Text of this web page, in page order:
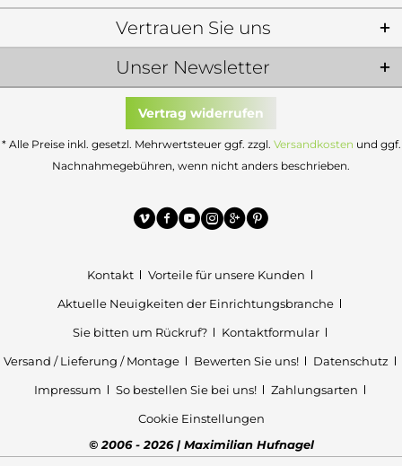
Unser Newsletter
Vertrauen Sie uns
Vertrag widerrufen
* Alle Preise inkl. gesetzl. Mehrwertsteuer ggf. zzgl. Versandkosten und ggf.
Nachnahmegebühren, wenn nicht anders beschrieben.
Kontakt
Vorteile für unsere Kunden
Aktuelle Neuigkeiten der Einrichtungsbranche
Sie bitten um Rückruf?
Kontaktformular
Versand / Lieferung / Montage
Bewerten Sie uns!
Datenschutz
Impressum
So bestellen Sie bei uns!
Zahlungsarten
Cookie Einstellungen
© 2006 - 2026 | Maximilian Hufnagel